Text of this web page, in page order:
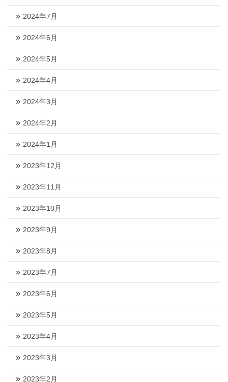
2024年7月
2024年6月
2024年5月
2024年4月
2024年3月
2024年2月
2024年1月
2023年12月
2023年11月
2023年10月
2023年9月
2023年8月
2023年7月
2023年6月
2023年5月
2023年4月
2023年3月
2023年2月